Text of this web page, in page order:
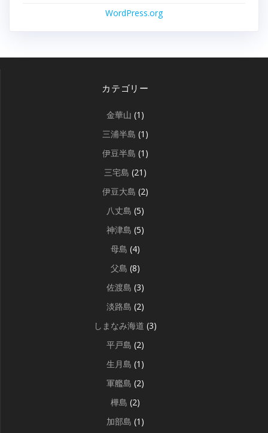
WordPress.org
カテゴリー
金華山 (1)
三浦半島 (1)
伊豆半島 (1)
三宅島 (21)
伊豆大島 (2)
八丈島 (5)
神津島 (5)
母島 (4)
父島 (8)
佐渡島 (3)
淡路島 (2)
しまなみ海道 (3)
平戸島 (2)
生月島 (1)
軍艦島 (2)
樺島 (2)
加部島 (1)